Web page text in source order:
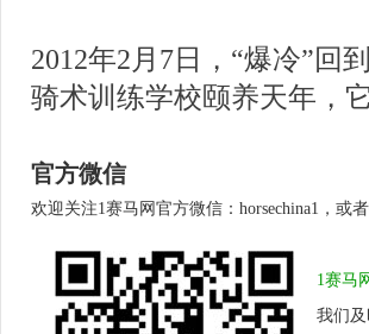
2012年2月7日，“爆冷”回
骑术训练学校颐养天年，
官方微信
欢迎关注1赛马网官方微信：horsechina1，或
1赛马
我们